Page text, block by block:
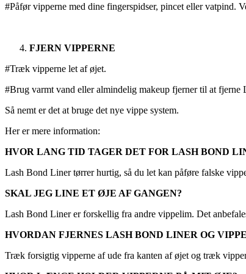
#Påfør vipperne med dine fingerspidser, pincet eller vatpind.
FJERN VIPPERNE
#Træk vipperne let af øjet.
#Brug varmt vand eller almindelig makeup fjerner til at fjerne
Så nemt er det at bruge det nye vippe system.
Her er mere information:
HVOR LANG TID TAGER DET FOR LASH BOND
Lash Bond Liner tørrer hurtig, så du let kan påføre falske
SKAL JEG LINE ET ØJE AF GANGEN?
Lash Bond Liner er forskellig fra andre vippelim. Det
HVORDAN FJERNES LASH BOND LINER OG
Træk forsigtig vipperne af ude fra kanten af øjet og træk